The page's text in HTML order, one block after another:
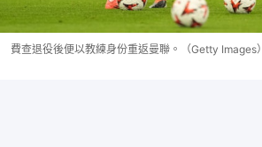
費查退役後便以教練身份重返曼聯。（Getty Images）